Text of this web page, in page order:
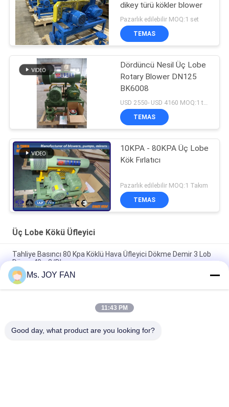
dikey türü kökler blower
Pazarlık edilebilir MOQ:1 set
TEMAS
Dördüncü Nesil Üç Lobe
Rotary Blower DN125
BK6008
TEMAS
10KPA - 80KPA Üç Lobe
Kök Fırlatıcı
Pazarlık edilebilir MOQ:1 Takım
TEMAS
Üç Lobe Kökü Üfleyici
Tahliye Basıncı 80 Kpa Köklü Hava Üfleyici Dökme Demir 3 Lob
Döner 40m3/Dk
10" 80kpa 71.52m3/Min 132kw dökme demir üç lob kökleri
nefesi
DN200 Su Soğutmalı Üç Loblu Kök Üfleyici maksimum basınç
Ms. JOY FAN
11:43 PM
Good day, what product are you looking for?